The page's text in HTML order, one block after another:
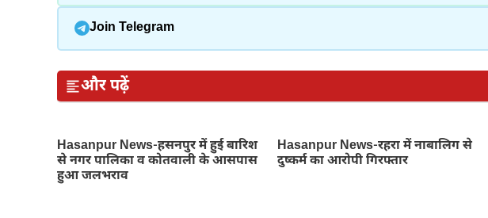
Join Telegram
और पढ़ें
Hasanpur News-हसनपुर में हुई बारिश
से नगर पालिका व कोतवाली के आसपास
हुआ जलभराव
Hasanpur News-रहरा में नाबालिग से
दुष्कर्म का आरोपी गिरफ्तार